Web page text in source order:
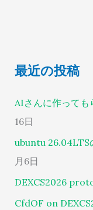
最近の投稿
AIさんに作っても
16日
ubuntu 26.04LTS
月6日
DEXCS2026
CfdOF on